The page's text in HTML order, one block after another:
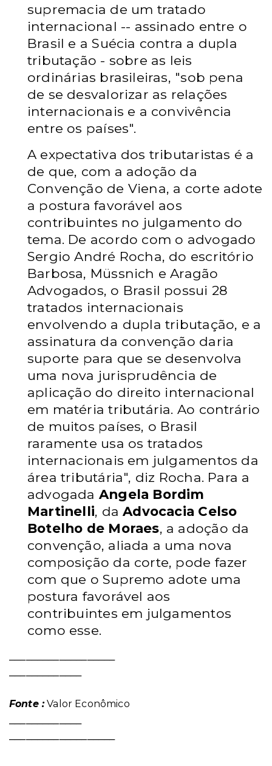
supremacia de um tratado
internacional -- assinado entre o
Brasil e a Suécia contra a dupla
tributação - sobre as leis
ordinárias brasileiras, "sob pena
de se desvalorizar as relações
internacionais e a convivência
entre os países".
A expectativa dos tributaristas é a
de que, com a adoção da
Convenção de Viena, a corte adote
a postura favorável aos
contribuintes no julgamento do
tema. De acordo com o advogado
Sergio André Rocha, do escritório
Barbosa, Müssnich e Aragão
Advogados, o Brasil possui 28
tratados internacionais
envolvendo a dupla tributação, e a
assinatura da convenção daria
suporte para que se desenvolva
uma nova jurisprudência de
aplicação do direito internacional
em matéria tributária. Ao contrário
de muitos países, o Brasil
raramente usa os tratados
internacionais em julgamentos da
área tributária", diz Rocha. Para a
advogada Angela Bordim
Martinelli, daAdvocacia Celso
Botelho de Moraes, a adoção da
convenção, aliada a uma nova
composição da corte, pode fazer
com que o Supremo adote uma
postura favorável aos
contribuintes em julgamentos
como esse.
Fonte :Valor Econômico